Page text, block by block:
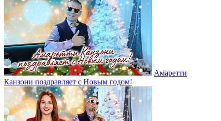
Амаретти
Канзони поздравляет с Новым годом!